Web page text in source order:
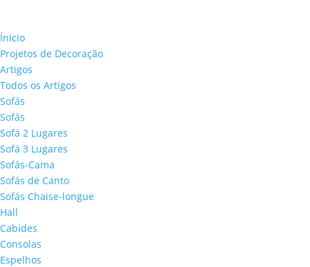
Ínicio
Projetos de Decoração
Artigos
Todos os Artigos
Sofás
Sofás
Sofá 2 Lugares
Sofá 3 Lugares
Sofás-Cama
Sofás de Canto
Sofás Chaise-longue
Hall
Cabides
Consolas
Espelhos